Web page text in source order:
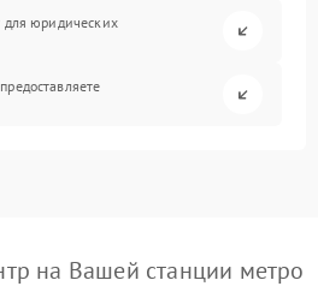
для юридических
на Вашей станции метро